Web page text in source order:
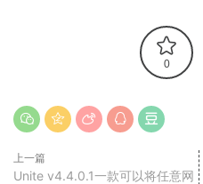
0
上一篇
Unite v4.4.0.1一款可以将任意网